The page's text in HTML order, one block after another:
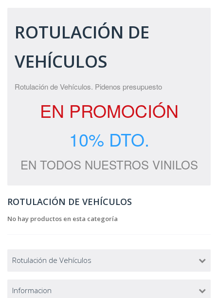
ROTULACIÓN DE
VEHÍCULOS
Rotulación de Vehículos. Pidenos presupuesto
EN PROMOCIÓN
10% DTO.
EN TODOS NUESTROS VINILOS
ROTULACIÓN DE VEHÍCULOS
No hay productos en esta categoría
Rotulación de Vehículos
Informacion